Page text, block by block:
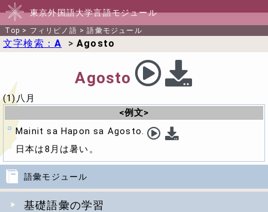
東京外国語大学言語モジュール
Top > フィリピノ語 >語彙モジュール
語彙モジュール
基礎語彙の学習
文字検索： A >Agosto
Agosto
(1)八月
<例文>
Mainit sa Hapon sa Agosto.
日本は8月は暑い。